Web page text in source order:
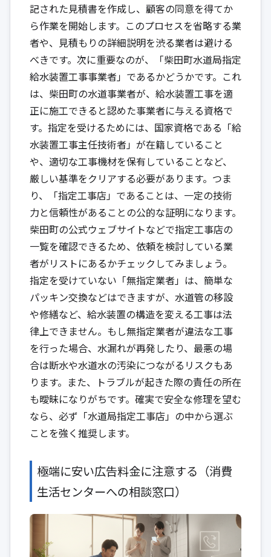
記された見積書を作成し、顧客の同意を得てか
ら作業を開始します。このプロセスを省略する業
者や、見積もりの詳細説明を渋る業者は避ける
べきです。次に重要なのが、「柴田町水道局指定
給水装置工事事業者」であるかどうかです。これ
は、柴田町の水道事業者が、給水装置工事を適
正に施工できると認めた事業者に与える資格で
す。指定を受けるためには、国家資格である「給
水装置工事主任技術者」が在籍していること
や、適切な工事機材を保有していることなど、
厳しい基準をクリアする必要があります。つま
り、「指定工事店」であることは、一定の技術
力と信頼性があることの公的な証明になります。
柴田町の公式ウェブサイトなどで指定工事店の
一覧を確認できるため、依頼を検討している業
者がリストにあるかチェックしてみましょう。
指定を受けていない「無指定業者」は、簡単な
パッキン交換などはできますが、水道管の移設
や修繕など、給水装置の構造を変える工事は法
律上できません。もし無指定業者が違法な工事
を行った場合、水漏れが再発したり、最悪の場
合は断水や水道水の汚染につながるリスクもあ
ります。また、トラブルが起きた際の責任の所在
も曖昧になりがちです。確実で安全な修理を望む
なら、必ず「水道局指定工事店」の中から選ぶ
ことを強く推奨します。
極端に安い広告料金に注意する（消費
生活センターへの相談窓口）